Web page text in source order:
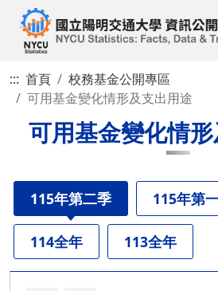
::: 首頁
校務基金公開專區
可用基金變化情形及支出用途
可用基金變化情
115年第二季 115年第
114全年 113全年